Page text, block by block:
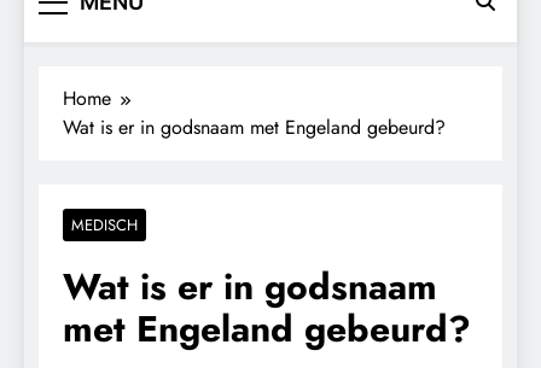
Home
Wat is er in godsnaam met Engeland gebeurd?
MEDISCH
Wat is er in godsnaam
met Engeland gebeurd?